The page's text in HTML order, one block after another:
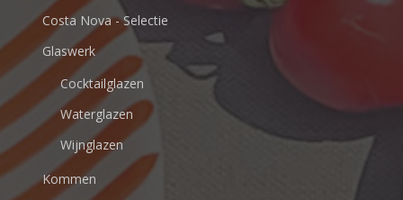
Costa Nova - Selectie
Glaswerk
Cocktailglazen
Waterglazen
Wijnglazen
Kommen